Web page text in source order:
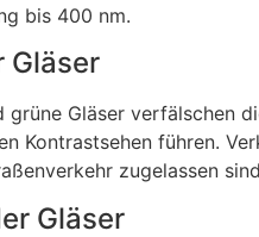
bis 400 nm.
Gläser
grüne Gläser verfälschen
Kontrastsehen führen.
zugelassen
Gläser